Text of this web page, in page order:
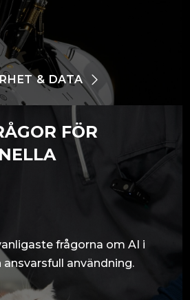
& DATA
FÖR
frågorna om AI i
användning.